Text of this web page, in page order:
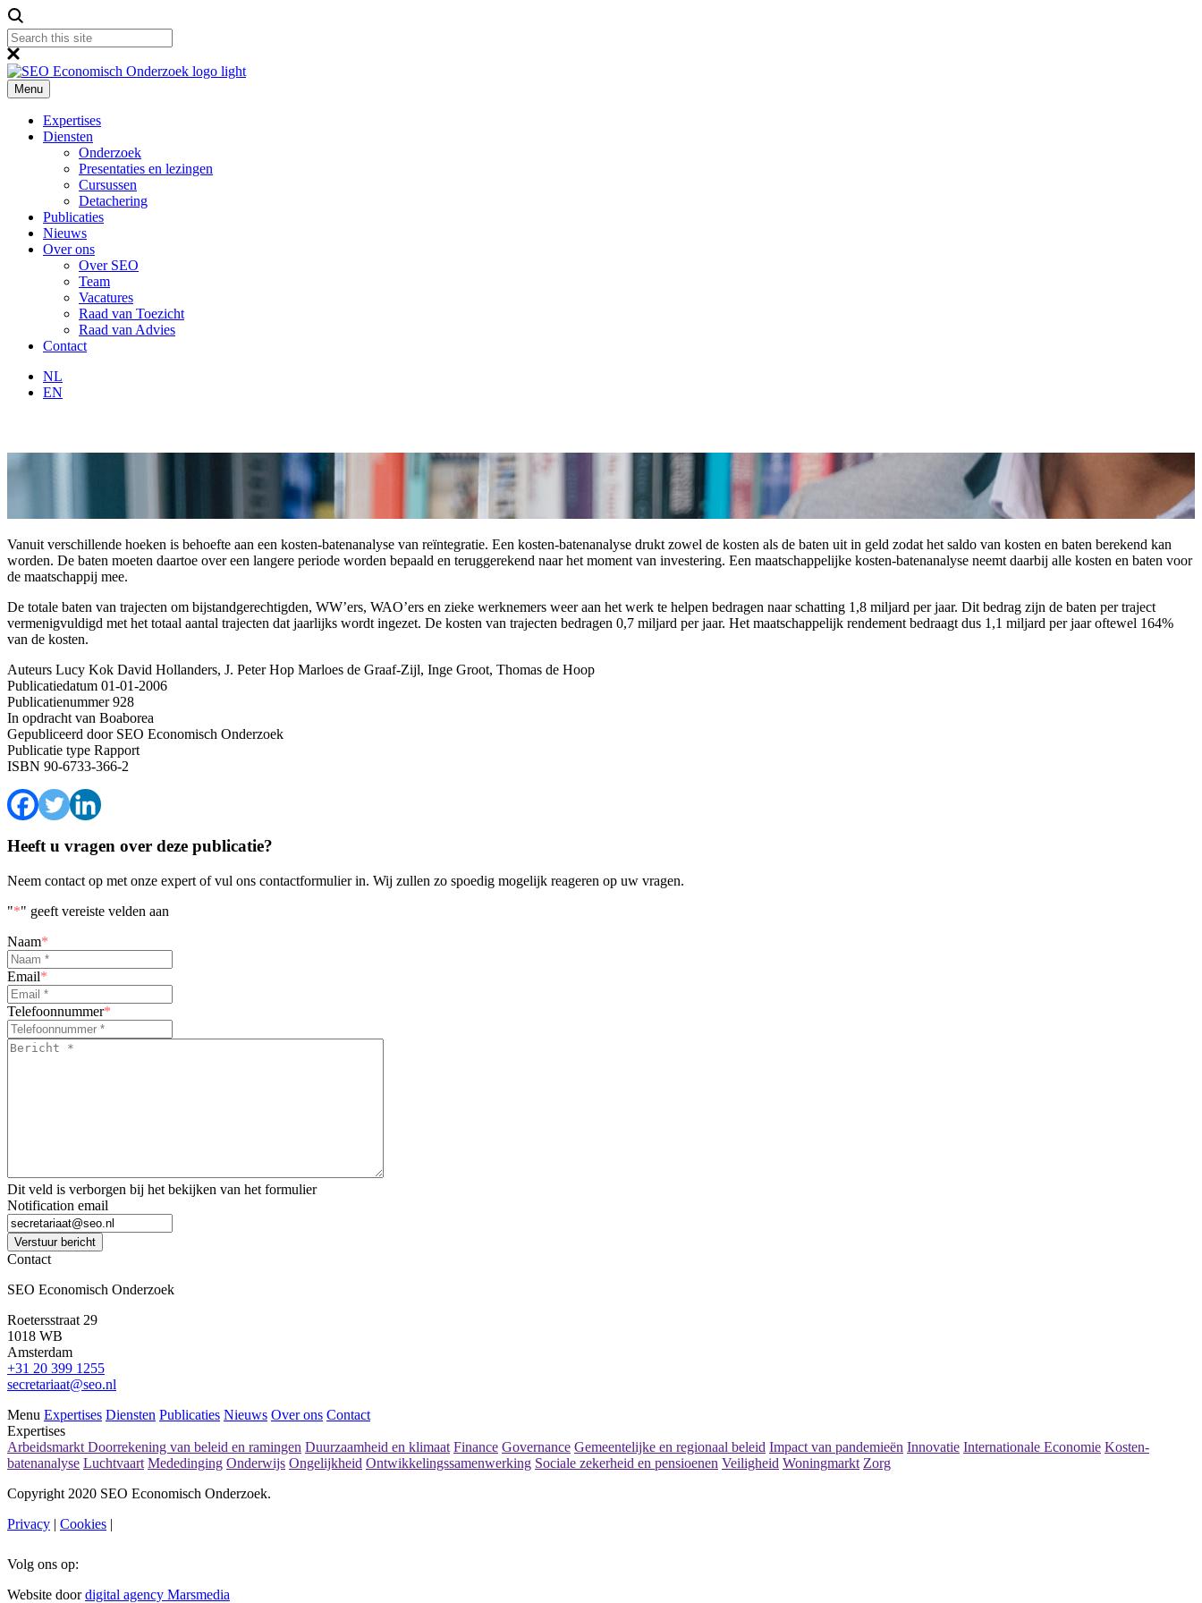
Menu
Expertises
Diensten
Onderzoek
Presentaties en lezingen
Cursussen
Detachering
Publicaties
Nieuws
Over ons
Over SEO
Team
Vacatures
Raad van Toezicht
Raad van Advies
Contact
NL
EN
Vanuit verschillende hoeken is behoefte aan een kosten-batenanalyse van reïntegratie. Een kosten-batenanalyse drukt zowel de kosten als de baten uit in geld zodat het saldo van kosten en baten berekend kan
worden. De baten moeten daartoe over een langere periode worden bepaald en teruggerekend naar het moment van investering. Een maatschappelijke kosten-batenanalyse neemt daarbij alle kosten en baten voor
de maatschappij mee.
De totale baten van trajecten om bijstandgerechtigden, WW’ers, WAO’ers en zieke werknemers weer aan het werk te helpen bedragen naar schatting 1,8 miljard per jaar. Dit bedrag zijn de baten per traject
vermenigvuldigd met het totaal aantal trajecten dat jaarlijks wordt ingezet. De kosten van trajecten bedragen 0,7 miljard per jaar. Het maatschappelijk rendement bedraagt dus 1,1 miljard per jaar oftewel 164%
van de kosten.
Auteurs Lucy Kok David Hollanders, J. Peter Hop Marloes de Graaf-Zijl, Inge Groot, Thomas de Hoop
Publicatiedatum 01-01-2006
Publicatienummer928
In opdracht van Boaborea
Gepubliceerd doorSEO Economisch Onderzoek
Publicatie type Rapport
ISBN 90-6733-366-2
Heeft u vragen over deze publicatie?
Neem contact op met onze expert of vul ons contactformulier in. Wij zullen zo spoedig mogelijk reageren op uw vragen.
"*" geeft vereiste velden aan
Naam*
Email*
Telefoonnummer*
Bericht
Dit veld is verborgen bij het bekijken van het formulier
Notification email
Verstuur bericht
Contact
SEO Economisch Onderzoek
Roetersstraat 29
1018 WB
Amsterdam
+31 20 399 1255
secretariaat@seo.nl
Menu Expertises Diensten Publicaties Nieuws Over ons Contact
Expertises
Arbeidsmarkt Doorrekening van beleid en ramingen Duurzaamheid en klimaat Finance Governance Gemeentelijke en regionaal beleid Impact van pandemieën Innovatie Internationale Economie Kosten-
batenanalyse Luchtvaart Mededinging Onderwijs Ongelijkheid Ontwikkelingssamenwerking Sociale zekerheid en pensioenen Veiligheid Woningmarkt Zorg
Copyright 2020 SEO Economisch Onderzoek.
Privacy | Cookies |
Volg ons op:
Website doordigital agency Marsmedia